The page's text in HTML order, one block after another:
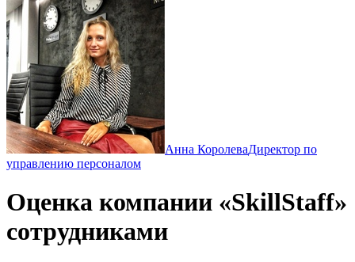
Анна КоролеваДиректор по
управлению персоналом
Оценка компании «SkillStaff»
сотрудниками